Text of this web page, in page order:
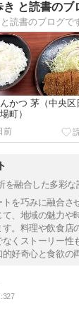
と読書のブ
かつ 茅（中央区
町）
前
を融合した多彩な
を巧みに融合さ
、地域の魅力や
。料理や飲食店
くストーリー性
好奇心と食欲の
327